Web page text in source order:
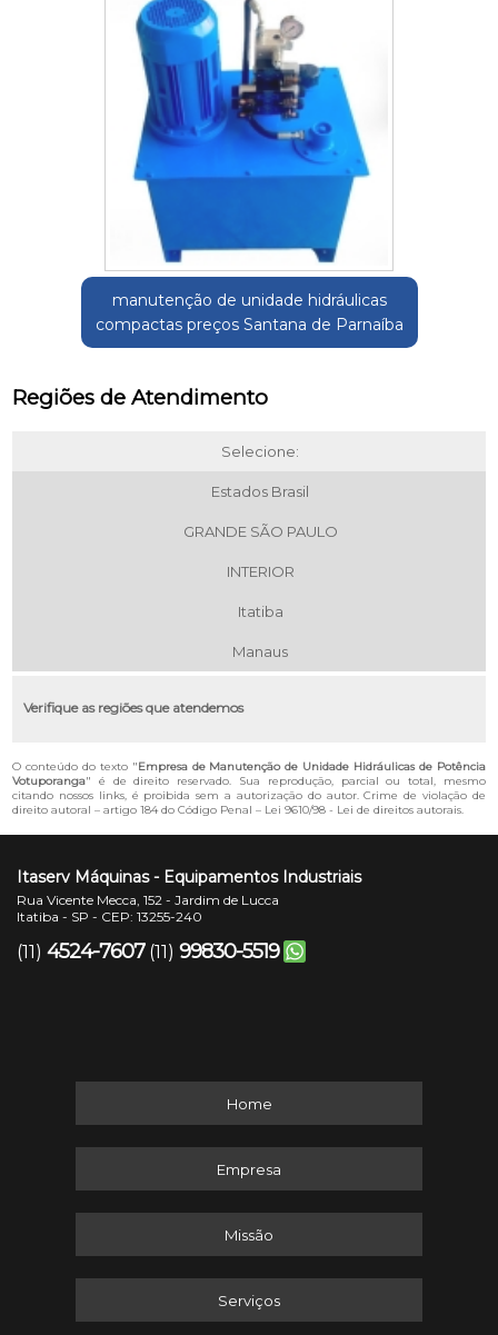
manutenção de unidade hidráulicas
compactas preços Santana de Parnaíba
Regiões de Atendimento
Selecione:
Estados Brasil
GRANDE SÃO PAULO
INTERIOR
Itatiba
Manaus
Verifique as regiões que atendemos
O conteúdo do texto "Empresa de Manutenção de Unidade Hidráulicas de Potência
Votuporanga" é de direito reservado. Sua reprodução, parcial ou total, mesmo
citando nossos links, é proibida sem a autorização do autor. Crime de violação de
direito autoral – artigo 184 do Código Penal – Lei 9610/98 - Lei de direitos autorais.
Itaserv Máquinas - Equipamentos Industriais
Rua Vicente Mecca, 152 - Jardim de Lucca
Itatiba - SP - CEP: 13255-240
(11) 4524-7607 (11) 99830-5519
Home
Empresa
Missão
Serviços